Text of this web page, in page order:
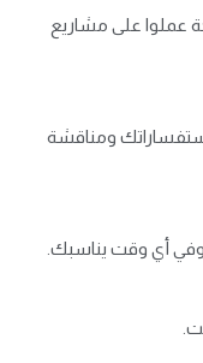
عملوا على مشاريع
ومناقشة
وفي أي وقت يناسبك.